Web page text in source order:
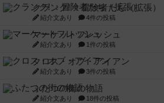
クランク! ：冒険者たち（拡張）
紹介文あり 4件の投稿
マーケットフレッシュ
紹介文あり 1件の投稿
クロス・オブ・アイアン
紹介文あり 3件の投稿
ふたつの街の物語
紹介文あり 18件の投稿